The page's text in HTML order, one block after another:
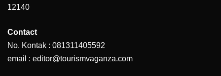
12140
Contact
No. Kontak : 081311405592
email : editor@tourismvaganza.com